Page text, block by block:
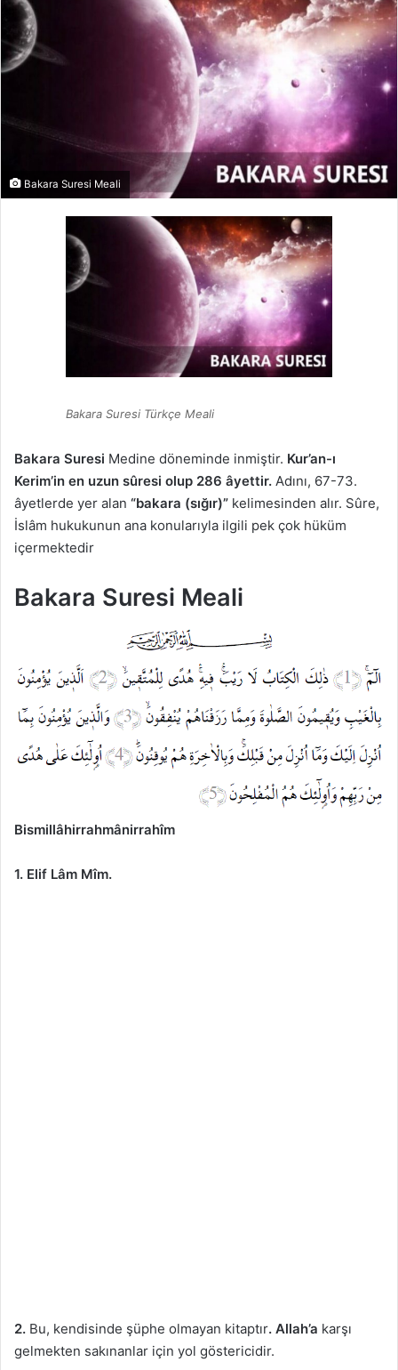
Bakara Suresi Meali
Bakara Suresi Türkçe Meali
Bakara Suresi Medine döneminde inmiştir. Kur’an-ı
Kerim’in en uzun sûresi olup 286 âyettir. Adını, 67-73.
âyetlerde yer alan “bakara (sığır)” kelimesinden alır. Sûre,
İslâm hukukunun ana konularıyla ilgili pek çok hüküm
içermektedir
Bakara Suresi Meali
Bismillâhirrahmânirrahîm
1. Elif Lâm Mîm.
2. Bu, kendisinde şüphe olmayan kitaptır. Allah’a karşı
gelmekten sakınanlar için yol göstericidir.